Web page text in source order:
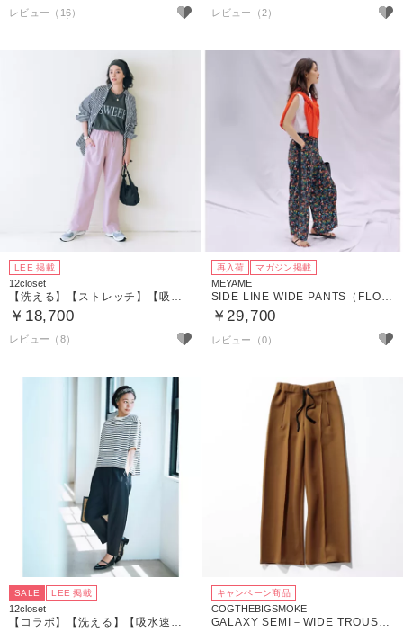
レビュー（16） レビュー（2）
LEE 掲載
12closet
￥18,700
レビュー（8）
再入荷 マガジン掲載
MEYAME
￥29,700
SALE LEE 掲載
12closet
【コラボ】【洗える】【吸水速乾】【UVカット】 NEWバルーンパンツ
キャンペーン商品
COGTHEBIGSMOKE
GALAXY SEMI－WIDE TROUSERS